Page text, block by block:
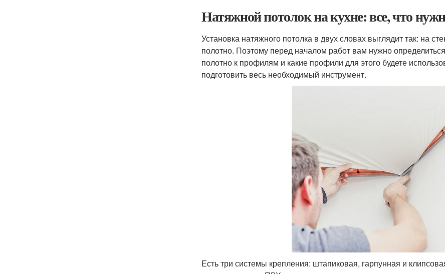
Натяжной потолок на кухне: все, что
Установка натяжного потолка в двух словах выглядит так: на
полотно. Поэтому перед началом работ вам нужно
полотно к профилям и какие профили для этого будете
подготовить весь необходимый инструмент.
Есть три системы крепления: штапиковая, гарпунная и